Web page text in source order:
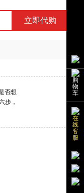
否想
步，
购
物
车
在
线
客
服